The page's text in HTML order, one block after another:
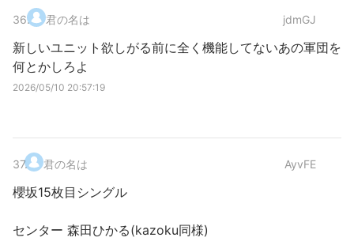
36. 君の名は jdmGJ
新しいユニット欲しがる前に全く機能してないあの軍団を
何とかしろよ
2026/05/10 20:57:19
37. 君の名は AyvFE
櫻坂15枚目シングル
センター 森田ひかる(kazoku同様)